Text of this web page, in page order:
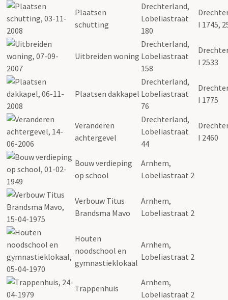
Plaatsen
schutting
Drechterland,
Lobeliastraat
180
I 1745,
Uitbreiden woning
Drechterland,
Lobeliastraat
158
I 2533
Plaatsen dakkapel
Drechterland,
Lobeliastraat
76
I 1775
Veranderen
achtergevel
Drechterland,
Lobeliastraat
44
I 2460
Bouw verdieping
op school
Arnhem,
Lobeliastraat 2
Verbouw Titus
Brandsma Mavo
Arnhem,
Lobeliastraat 2
Houten
noodschool en
gymnastieklokaal
Arnhem,
Lobeliastraat 2
Trappenhuis
Arnhem,
Lobeliastraat 2